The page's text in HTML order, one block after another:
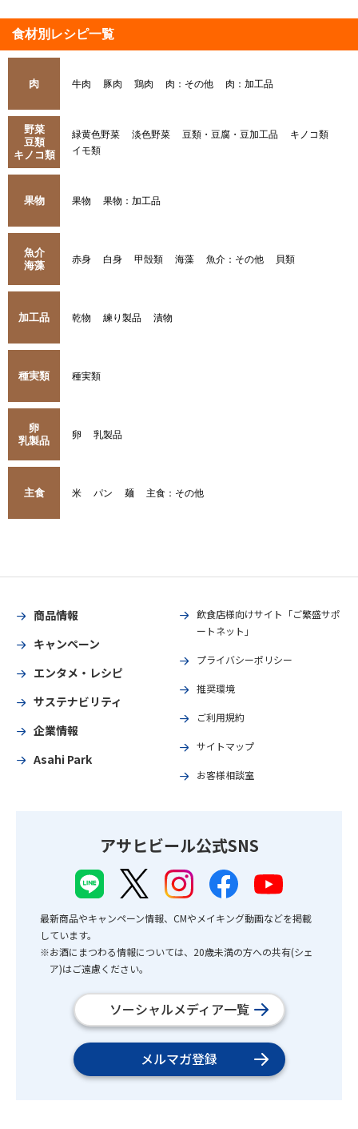
食材別レシピ一覧
肉 牛肉 豚肉 鶏肉 肉：その他 肉：加工品
野菜
豆類
キノコ類
緑黄色野菜 淡色野菜 豆類・豆腐・豆加工品
キノコ類
イモ類
果物 果物 果物：加工品
魚介
海藻
赤身 白身 甲殻類 海藻 魚介：その他 貝類
加工品 乾物 練り製品 漬物
種実類 種実類
卵
乳製品
卵 乳製品
主食 米 パン 麺 主食：その他
商品情報
キャンペーン
エンタメ・レシピ
サステナビリティ
企業情報
Asahi Park
飲食店様向けサイト「ご繁盛サポ
ートネット」
プライバシーポリシー
推奨環境
ご利用規約
サイトマップ
お客様相談室
アサヒビール公式SNS
最新商品やキャンペーン情報、CMやメイキング動画などを掲載
しています。
※お酒にまつわる情報については、20歳未満の方への共有(シェ
ア)はご遠慮ください。
ソーシャルメディア一覧
メルマガ登録